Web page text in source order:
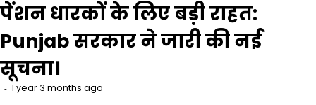
पेंशन धारकों के लिए बड़ी राहत:
Punjab सरकार ने जारी की नई
सूचना।
1 year 3 months ago